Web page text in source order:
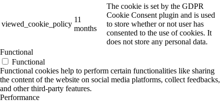
viewed_cookie_policy
11
months
The cookie is set by the GDPR
Cookie Consent plugin and is used
to store whether or not user has
consented to the use of cookies. It
does not store any personal data.
Functional
Functional
Functional cookies help to perform certain functionalities like sharing
the content of the website on social media platforms, collect feedbacks,
and other third-party features.
Performance